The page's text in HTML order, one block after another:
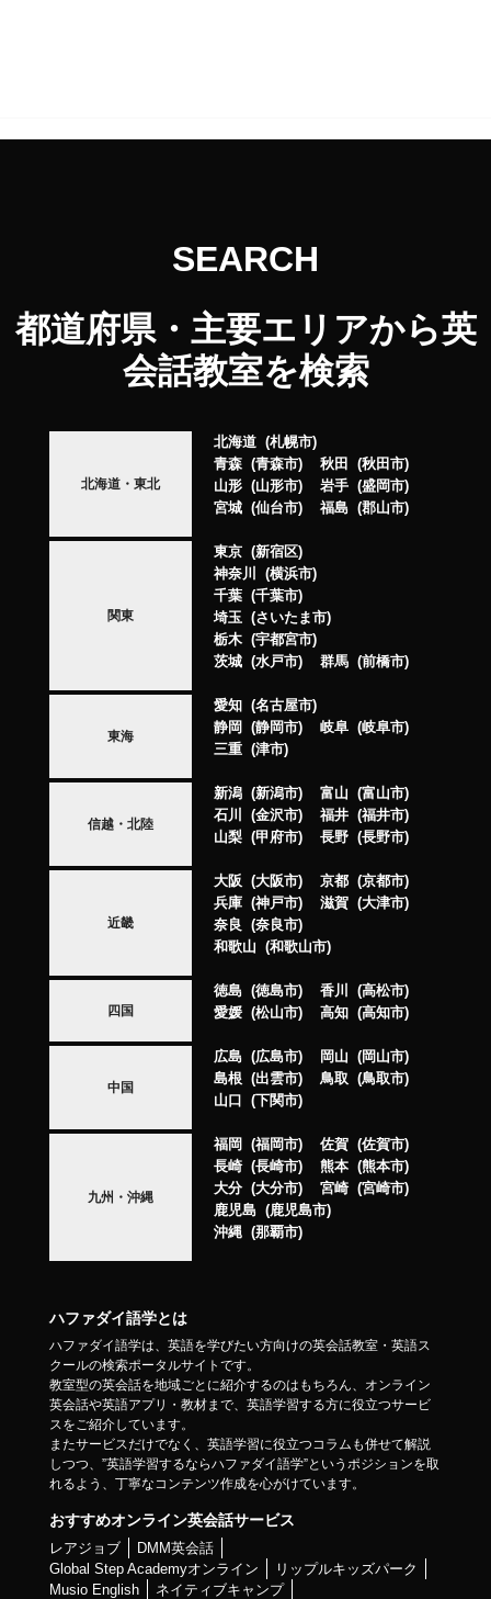
SEARCH
都道府県・主要エリアから英
会話教室を検索
北海道・東北
北海道
札幌市
青森
青森市 秋田
秋田市
山形
山形市 岩手
盛岡市
宮城
仙台市 福島 郡山市
関東
東京
新宿区
神奈川
横浜市
千葉
千葉市
埼玉
さいたま市
栃木
宇都宮市
茨城
水戸市 群馬 前橋市
東海
愛知
名古屋市
静岡
静岡市 岐阜
岐阜市
三重
津市
信越・北陸
新潟 新潟市 富山
富山市
石川
金沢市 福井
福井市
山梨
甲府市 長野 長野市
近畿
大阪 大阪市 京都
京都市
兵庫
神戸市 滋賀
大津市
奈良
奈良市
和歌山
和歌山市
四国
徳島 徳島市 香川
高松市
愛媛
松山市 高知 高知市
中国
広島 広島市 岡山
岡山市
島根
出雲市 鳥取
鳥取市
山口
下関市
九州・沖縄
福岡 福岡市 佐賀
佐賀市
長崎
長崎市 熊本
熊本市
大分
大分市 宮崎
宮崎市
鹿児島
鹿児島市
沖縄
那覇市
ハファダイ語学とは
ハファダイ語学は、英語を学びたい方向けの英会話教室・英語ス
クールの検索ポータルサイトです。
教室型の英会話を地域ごとに紹介するのはもちろん、オンライン
英会話や英語アプリ・教材まで、英語学習する方に役立つサービ
スをご紹介しています。
またサービスだけでなく、英語学習に役立つコラムも併せて解説
しつつ、”英語学習するならハファダイ語学”というポジションを取
れるよう、丁寧なコンテンツ作成を心がけています。
おすすめオンライン英会話サービス
レアジョブ
DMM英会話
Global Step Academyオンライン
リップルキッズパーク
Musio English
ネイティブキャンプ